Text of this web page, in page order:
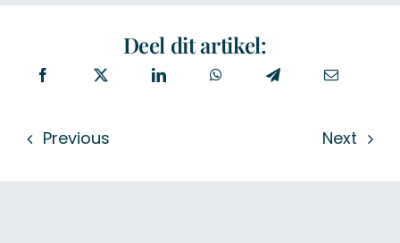
Deel dit artikel:
Previous Next